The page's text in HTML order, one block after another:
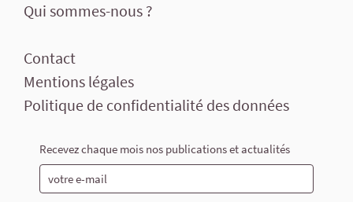
Qui sommes-nous ?
Contact
Mentions légales
Politique de confidentialité des données
Recevez chaque mois nos publications et actualités